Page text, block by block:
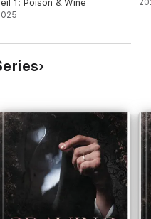
1: Poison & Wine